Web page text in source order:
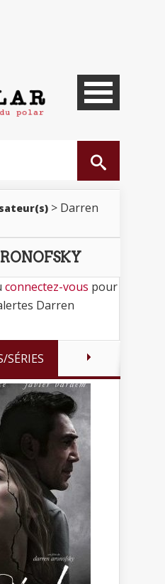
> Darren
connectez-vous pour
Darren
SÉRIES